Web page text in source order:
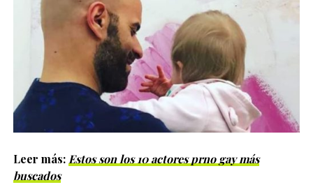
Leer más: Estos son los 10 actores prno gay más
buscados